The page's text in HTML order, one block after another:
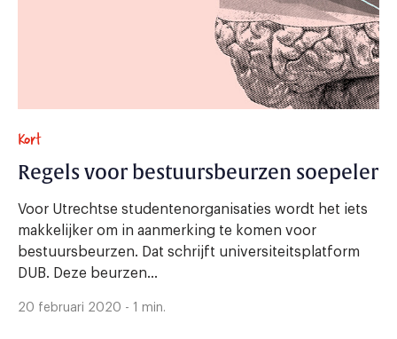
Kort
Regels voor bestuursbeurzen soepeler
Voor Utrechtse studentenorganisaties wordt het iets
makkelijker om in aanmerking te komen voor
bestuursbeurzen. Dat schrijft universiteitsplatform
DUB. Deze beurzen...
20 februari 2020 - 1 min.